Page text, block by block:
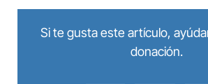
Si te gusta este artículo,
donación.